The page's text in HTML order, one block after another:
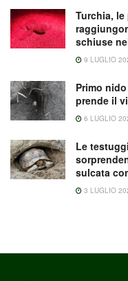
Turchia,
schiuse
9 LUGLIO
Primo
prende il
6 LUGLIO
Le
sulcata
3 LUGLIO